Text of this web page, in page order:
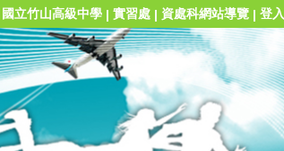
國立竹山高級中學| 實習處| 資處科網站導覽| 登入